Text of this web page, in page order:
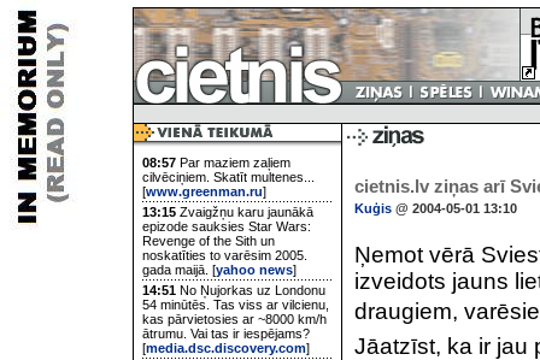
08:57 Par maziem zaļiem
cilvēciņiem. Skatīt multenes...
[www.greenman.ru]
13:15 Zvaigžņu karu jaunākā
epizode sauksies Star Wars:
Revenge of the Sith un
noskatīties to varēsim 2005.
gada maijā. [yahoo news]
14:51 No Ņujorkas uz Londonu
54 minūtēs. Tas viss ar vilcienu,
kas pārvietosies ar ~8000 km/h
ātrumu. Vai tas ir iespējams?
[media.dsc.discovery.com]
cietnis.lv ziņas arī
Kuģis @ 2004-05-01 13:10
Ņemot vērā
izveidots jauns
draugiem,
Jāatzīst, ka ir jau